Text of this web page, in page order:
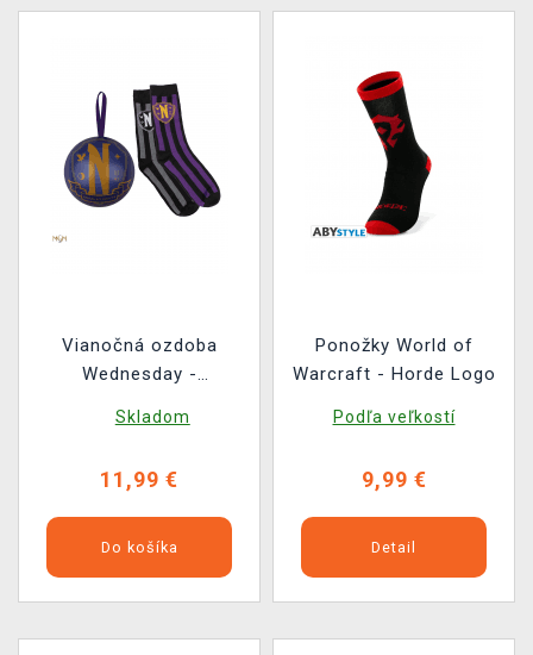
Vianočná ozdoba
Wednesday -
(ponožky vo vnútri)
Skladom
11,99 €
Do košíka
Ponožky World of
Warcraft - Horde Logo
Podľa veľkostí
9,99 €
Detail